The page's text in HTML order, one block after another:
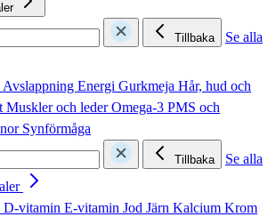
Tillbaka
Se alla
Avslappning Energi Gurkmeja Hår, hud och
Muskler och lederOmega-3 PMS och
Synförmåga
Tillbaka
Se alla
D-vitamin E-vitamin Jod Järn Kalcium Krom